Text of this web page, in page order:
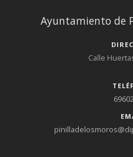
Ayuntamiento de
Calle